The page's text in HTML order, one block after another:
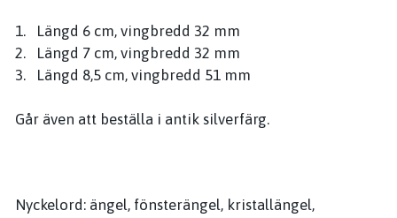
1. Längd 6 cm, vingbredd 32 mm
2. Längd 7 cm, vingbredd 32 mm
3. Längd 8,5 cm, vingbredd 51 mm
Går även att beställa i antik silverfärg.
Nyckelord: ängel, fönsterängel, kristallängel,